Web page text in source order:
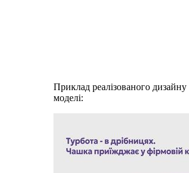
Приклад реалізованого дизайну
моделі: